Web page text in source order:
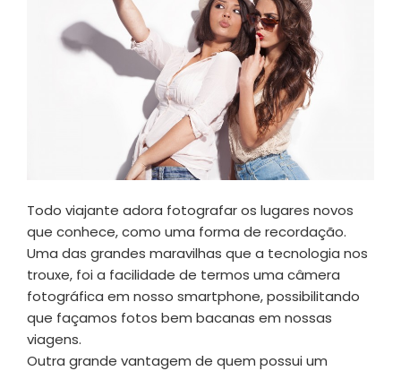
Todo viajante adora fotografar os lugares novos
que conhece, como uma forma de recordação.
Uma das grandes maravilhas que a tecnologia nos
trouxe, foi a facilidade de termos uma câmera
fotográfica em nosso smartphone, possibilitando
que façamos fotos bem bacanas em nossas
viagens.
Outra grande vantagem de quem possui um